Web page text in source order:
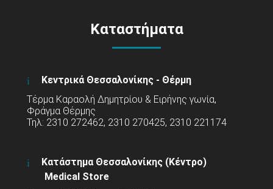
Καταστήματα
Κεντρικά Θεσσαλονίκης - Θέρμη
Τέρμα Καραολή Δημητρίου & Ειρήνης γωνία,
Φράγμα Θέρμης
Τηλ: 2310 272462, 2310 270425, 2310 221174
Κατάστημα Θεσσαλονίκης (Κέντρο)
Medical Store